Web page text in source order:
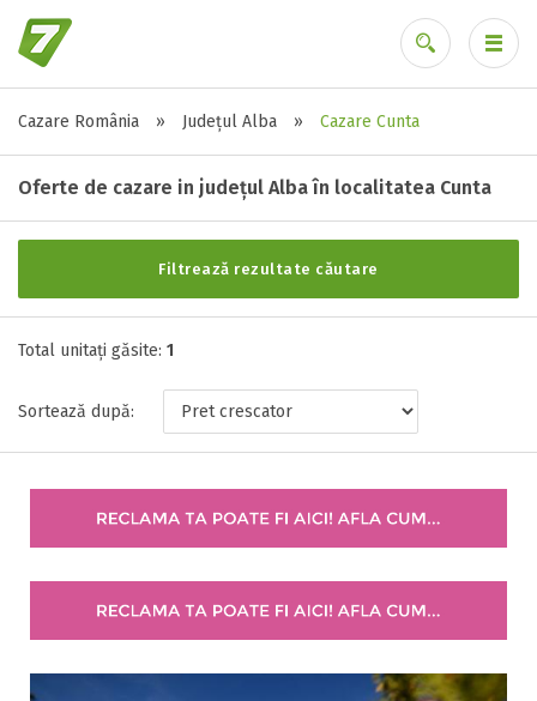
Cazare România » Județul Alba » Cazare Cunta
Oferte de cazare in județul Alba în localitatea Cunta
Filtrează rezultate căutare
Alte tipuri de unități
Toate tipurile de unitati de cazari
Stele / margarete
Neclasificat
2 stele / margarete
3 stele / margarete
5 stele / margarete
Selecteaza pretul
Total unitați găsite: 1
Sortează după: